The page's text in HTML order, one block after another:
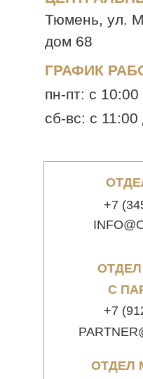
+7
С
+7
ОТДЕЛ
Тюмень, ул.
дом 68
ГРАФИК
пн-пт: с
сб-вс: с